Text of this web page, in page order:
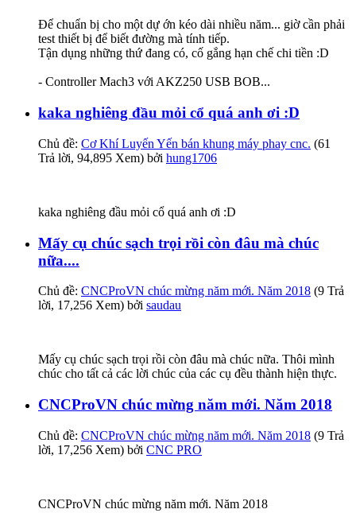
Để chuẩn bị cho một dự ớn kéo dài nhiều năm... giờ cần phải
test thiết bị để biết đường mà tính tiếp.
Tận dụng những thứ đang có, cố gắng hạn chế chi tiền :D
- Controller Mach3 với AKZ250 USB BOB...
kaka nghiêng đầu mỏi cổ quá anh ơi :D
Chủ đề: Cơ Khí Luyến Yến bán khung máy phay cnc. (61
Trả lời, 94,895 Xem) bởi hung1706
kaka nghiêng đầu mỏi cổ quá anh ơi :D
Mấy cụ chúc sạch trọi rồi còn đâu mà chúc
nữa....
Chủ đề: CNCProVN chúc mừng năm mới. Năm 2018 (9 Trả
lời, 17,256 Xem) bởi saudau
Mấy cụ chúc sạch trọi rồi còn đâu mà chúc nữa. Thôi mình
chúc cho tất cả các lời chúc của các cụ đều thành hiện thực.
CNCProVN chúc mừng năm mới. Năm 2018
Chủ đề: CNCProVN chúc mừng năm mới. Năm 2018 (9 Trả
lời, 17,256 Xem) bởi CNC PRO
CNCProVN chúc mừng năm mới. Năm 2018